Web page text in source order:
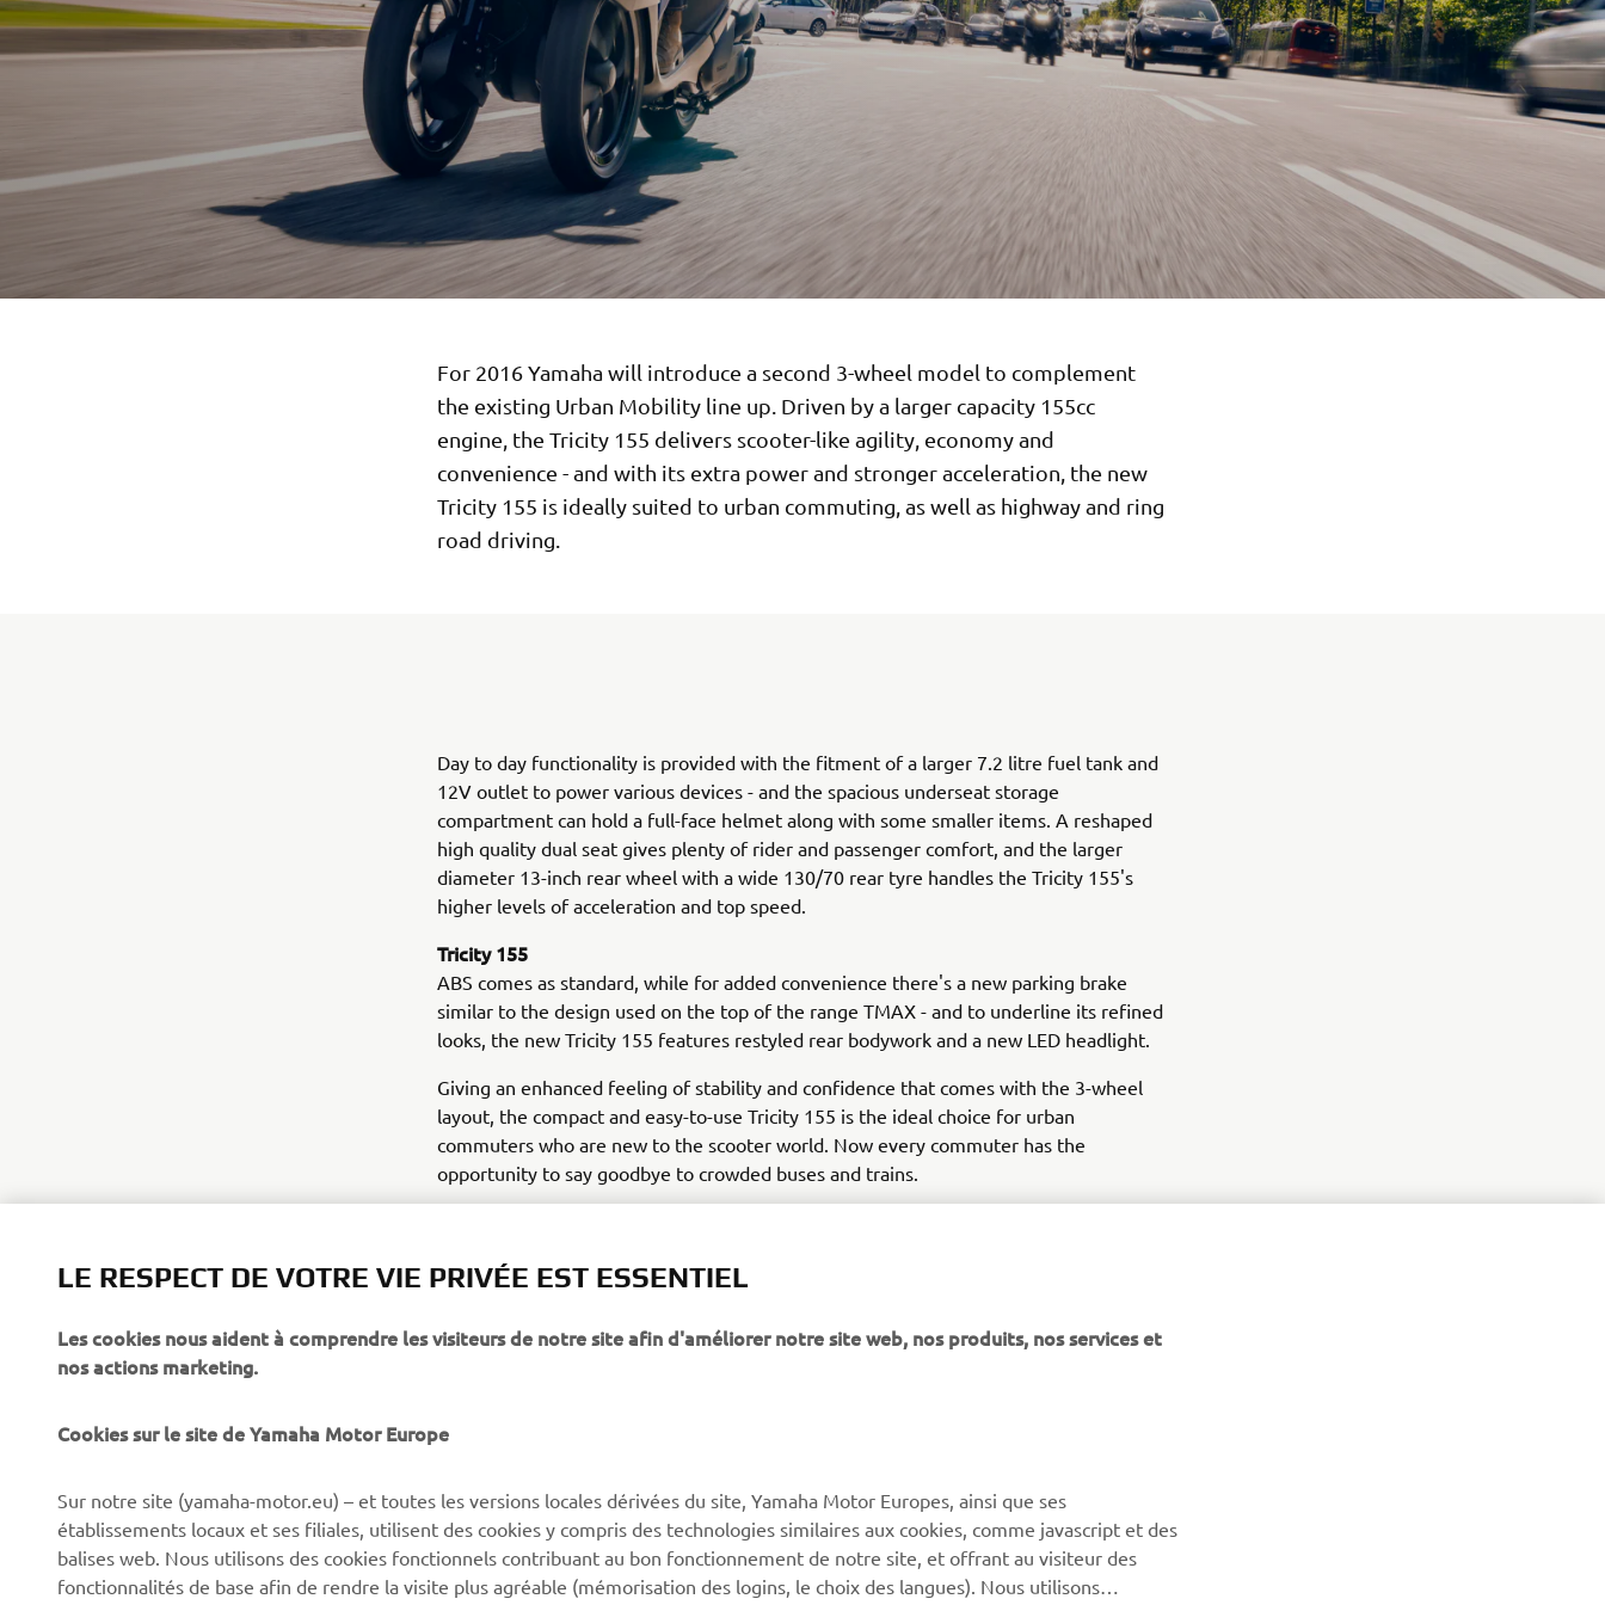
For 2016 Yamaha will introduce a second 3-wheel model to complement
the existing Urban Mobility line up. Driven by a larger capacity 155cc
engine, the Tricity 155 delivers scooter-like agility, economy and
convenience - and with its extra power and stronger acceleration, the new
Tricity 155 is ideally suited to urban commuting, as well as highway and ring
road driving.
Day to day functionality is provided with the fitment of a larger 7.2 litre fuel tank and
12V outlet to power various devices - and the spacious underseat storage
compartment can hold a full-face helmet along with some smaller items. A reshaped
high quality dual seat gives plenty of rider and passenger comfort, and the larger
diameter 13-inch rear wheel with a wide 130/70 rear tyre handles the Tricity 155's
higher levels of acceleration and top speed.
Tricity 155
ABS comes as standard, while for added convenience there's a new parking brake
similar to the design used on the top of the range TMAX - and to underline its refined
looks, the new Tricity 155 features restyled rear bodywork and a new LED headlight.
Giving an enhanced feeling of stability and confidence that comes with the 3-wheel
layout, the compact and easy-to-use Tricity 155 is the ideal choice for urban
commuters who are new to the scooter world. Now every commuter has the
opportunity to say goodbye to crowded buses and trains.
CORPORATE
Découvrez Yamaha
Événements
BUSINESS
Systèmes pour vélos
électriques (VAE) Yamaha
MyYamaha
Yamaha Music
Yamaha Racing
Catalogue des pièces
Réserver un entretien
Réseau Yamaha
événements spéciaux, les nouveautés et bien plus encore
LE RESPECT DE VOTRE VIE PRIVÉE EST ESSENTIEL
Les cookies nous aident à comprendre les visiteurs de notre site afin d'améliorer notre site web, nos produits, nos services et
nos actions marketing.
Cookies sur le site de Yamaha Motor Europe
Sur notre site (yamaha-motor.eu) – et toutes les versions locales dérivées du site, Yamaha Motor Europes, ainsi que ses
établissements locaux et ses filiales, utilisent des cookies y compris des technologies similaires aux cookies, comme javascript et des
balises web. Nous utilisons des cookies fonctionnels contribuant au bon fonctionnement de notre site, et offrant au visiteur des
fonctionnalités de base afin de rendre la visite plus agréable (mémorisation des logins, le choix des langues). Nous utilisons